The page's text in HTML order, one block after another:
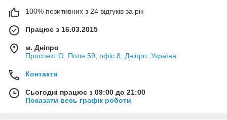
100% позитивних з 24 відгуків за рік
Працює з 16.03.2015
м. Дніпро
Проспект О. Поля 59, офіс 8, Дніпро, Україна
Контакти
Сьогодні працює з 09:00 до 21:00
Показати весь графік роботи